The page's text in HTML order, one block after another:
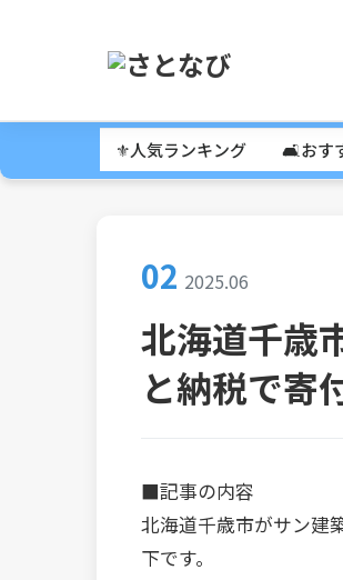
⚜️人気ランキング 🛋️おす
02 2025.06
北海道千歳
と納税で寄
■記事の内容
北海道千歳市がサン建
下です。